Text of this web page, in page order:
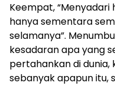
Keempat,
hanya sementara
selamanya”.
kesadaran apa yang
pertahankan di dunia,
sebanyak apapun itu,